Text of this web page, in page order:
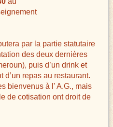
par la partie statutaire
des deux dernières
puis d’un drink et
d’un repas au restaurant.
bienvenus à l' A.G., mais
de cotisation ont droit de